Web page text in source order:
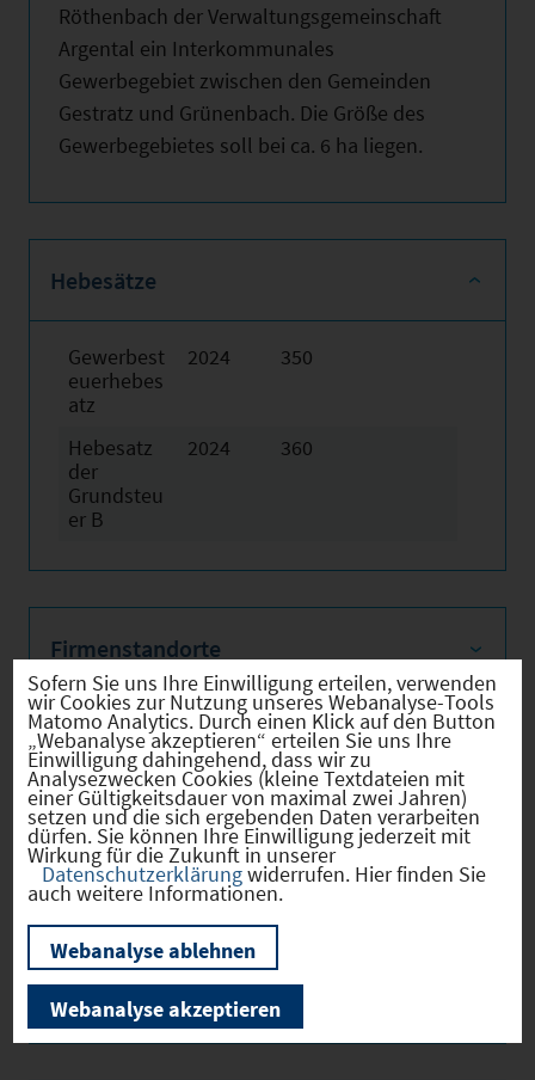
Röthenbach der Verwaltungsgemeinschaft
Argental ein Interkommunales
Gewerbegebiet zwischen den Gemeinden
Gestratz und Grünenbach. Die Größe des
Gewerbegebietes soll bei ca. 6 ha liegen.
Hebesätze
Gewerbest
euerhebes
atz
2024 350
Hebesatz
der
Grundsteu
er B
2024 360
Firmenstandorte
Bevölkerung
Sozialvers. Beschäftigte
Verkehrsinfrastruktur
Sofern Sie uns Ihre Einwilligung erteilen, verwenden
wir Cookies zur Nutzung unseres Webanalyse-Tools
Matomo Analytics. Durch einen Klick auf den Button
„Webanalyse akzeptieren“ erteilen Sie uns Ihre
Einwilligung dahingehend, dass wir zu
Analysezwecken Cookies (kleine Textdateien mit
einer Gültigkeitsdauer von maximal zwei Jahren)
setzen und die sich ergebenden Daten verarbeiten
dürfen. Sie können Ihre Einwilligung jederzeit mit
Wirkung für die Zukunft in unserer
Datenschutzerklärungwiderrufen. Hier finden Sie
auch weitere Informationen.
Webanalyse ablehnen
Webanalyse akzeptieren